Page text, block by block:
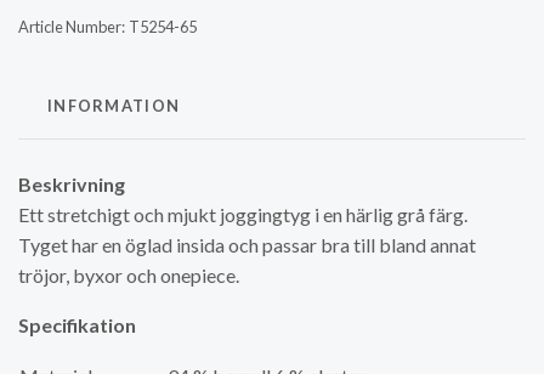
Article Number: T5254-65
INFORMATION
Beskrivning
Ett stretchigt och mjukt joggingtyg i en härlig grå färg.
Tyget har en öglad insida och passar bra till bland annat
tröjor, byxor och onepiece.
Specifikation